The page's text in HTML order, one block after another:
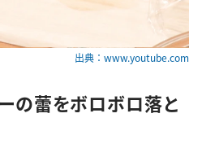
出典：www.youtube.com
の蕾をボロボロ落と